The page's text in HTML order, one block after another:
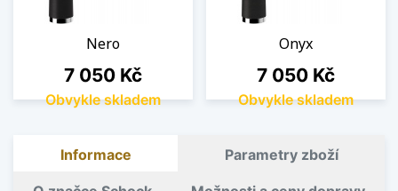
Nero
Cena
7 050 Kč
Obvykle skladem
Onyx
Cena
7 050 Kč
Obvykle skladem
Informace Parametry zboží